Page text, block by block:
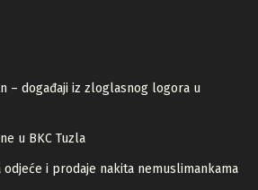
– događaji iz zloglasnog logora u
u BKC Tuzla
i prodaje nakita nemuslimankama